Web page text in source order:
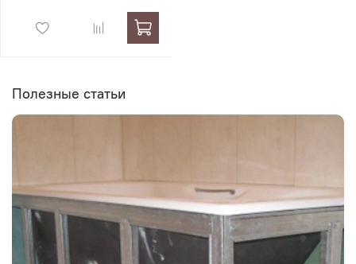
Полезные статьи